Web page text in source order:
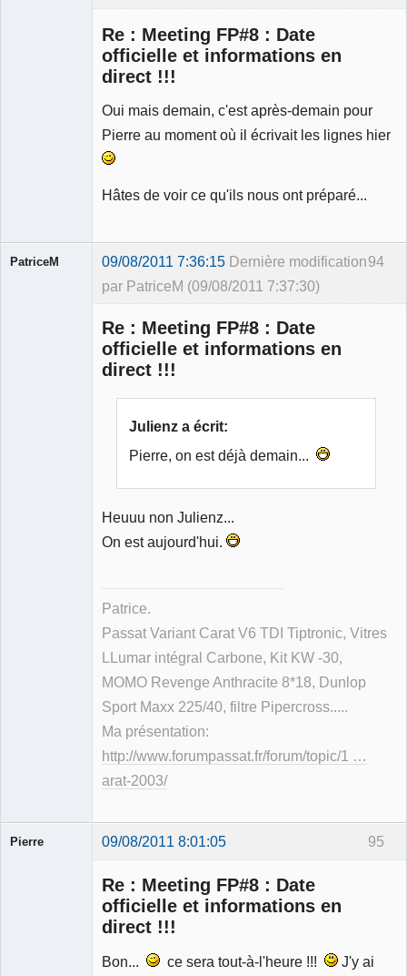
Re : Meeting FP#8 : Date
officielle et informations en
direct !!!
Oui mais demain, c'est après-demain pour
Pierre au moment où il écrivait les lignes hier
Hâtes de voir ce qu'ils nous ont préparé...
94
PatriceM 09/08/2011 7:36:15 Dernière modification
par PatriceM (09/08/2011 7:37:30)
Re : Meeting FP#8 : Date
officielle et informations en
direct !!!
Julienz a écrit:
Pierre, on est déjà demain...
Heuuu non Julienz...
On est aujourd'hui.
Patrice.
Passat Variant Carat V6 TDI Tiptronic, Vitres
LLumar intégral Carbone, Kit KW -30,
MOMO Revenge Anthracite 8*18, Dunlop
Sport Maxx 225/40, filtre Pipercross.....
Ma présentation:
http://www.forumpassat.fr/forum/topic/1 …
arat-2003/
95
Pierre 09/08/2011 8:01:05
Re : Meeting FP#8 : Date
officielle et informations en
direct !!!
Bon... ce sera tout-à-l'heure !!! J'y ai